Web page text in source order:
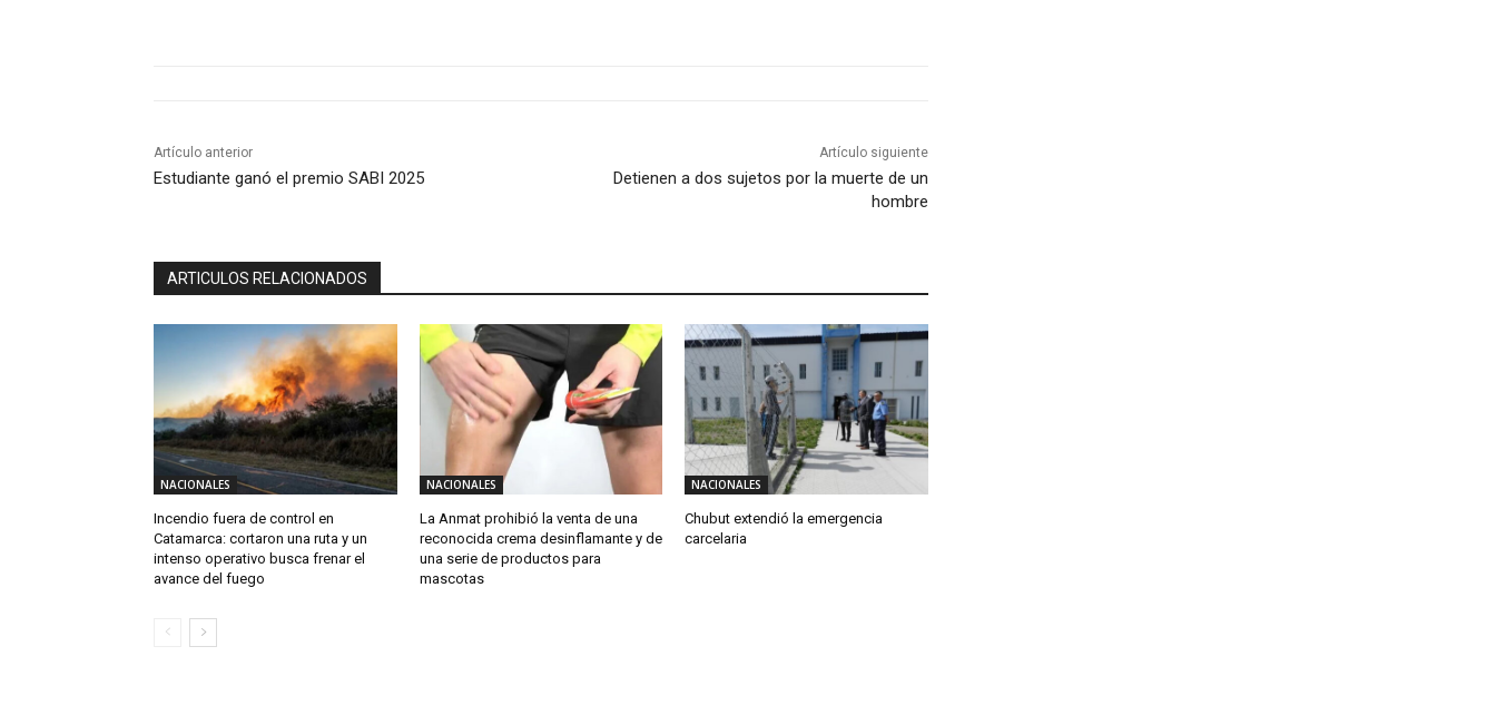
Artículo anterior
Estudiante ganó el premio SABI 2025
Artículo siguiente
Detienen a dos sujetos por la muerte de un
hombre
ARTICULOS RELACIONADOS
NACIONALES
Incendio fuera de control en
Catamarca: cortaron una ruta y un
intenso operativo busca frenar el
avance del fuego
NACIONALES
La Anmat prohibió la venta de una
reconocida crema desinflamante y de
una serie de productos para
mascotas
NACIONALES
Chubut extendió la emergencia
carcelaria